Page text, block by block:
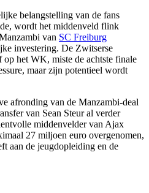
belangstelling van de fans
wordt het middenveld flink
van SC Freiburg
investering. De Zwitserse
op het WK, miste de achtste finale
maar zijn potentieel wordt
afronding van de Manzambi-deal
van Sean Steur al verder
middenvelder van Ajax
27 miljoen euro overgenomen,
aan de jeugdopleiding en de